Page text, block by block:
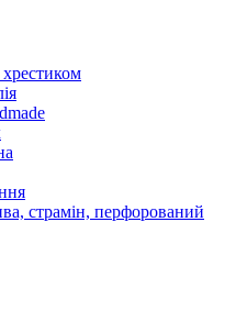
страмін, перфорований